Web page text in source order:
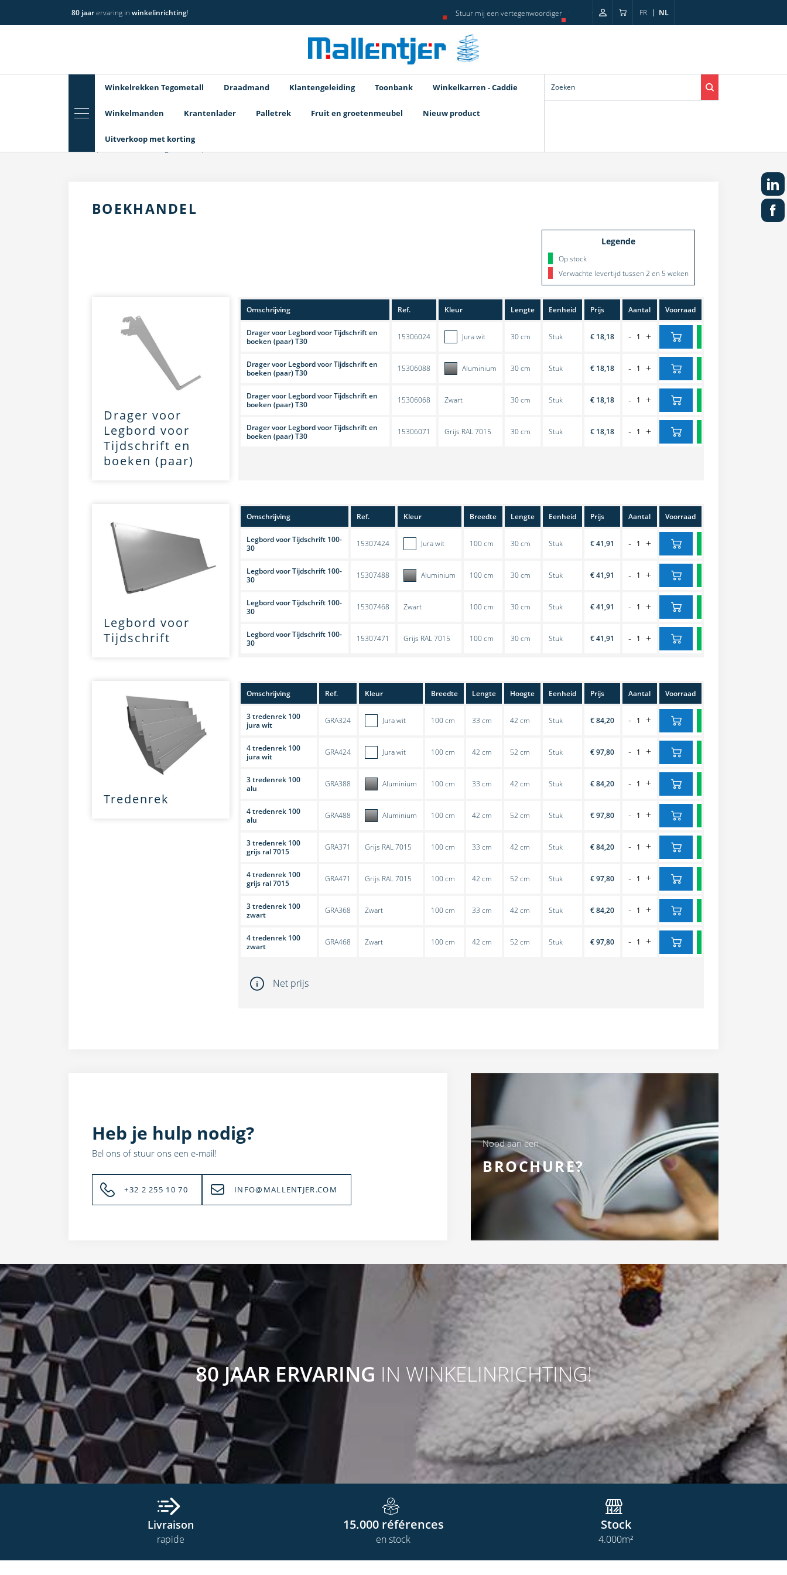
80 jaarervaring in winkelinrichting! Stuur mij een vertegenwoordiger FR NL
Winkelrekken Tegometall Draadmand Klantengeleiding Toonbank Winkelkarren - Caddie
Winkelmanden Krantenlader Palletrek Fruit en groetenmeubel Nieuw product
Uitverkoop met korting
BOEKHANDEL
Legende
Op stock
Verwachte levertijd tussen 2 en 5 weken
Drager voor
Legbord voor
Tijdschrift en
boeken (paar)
Omschrijving Ref. Kleur Lengte Eenheid Prijs Aantal Voorraad
Drager voor Legbord voor Tijdschrift en
boeken (paar) T30
15306024 Jura wit 30 cm Stuk € 18,18 - +
Drager voor Legbord voor Tijdschrift en
boeken (paar) T30
15306088 Aluminium 30 cm Stuk € 18,18 - +
Drager voor Legbord voor Tijdschrift en
boeken (paar) T30
15306068 Zwart 30 cm Stuk € 18,18 - +
Drager voor Legbord voor Tijdschrift en
boeken (paar) T30
15306071 Grijs RAL 7015 30 cm Stuk € 18,18 - +
Legbord voor
Tijdschrift
Omschrijving Ref. Kleur Breedte Lengte Eenheid Prijs Aantal Voorraad
Legbord voor Tijdschrift 100-
30
15307424 Jura wit 100 cm 30 cm Stuk € 41,91 - +
Legbord voor Tijdschrift 100-
30
15307488 Aluminium 100 cm 30 cm Stuk € 41,91 - +
Legbord voor Tijdschrift 100-
30
15307468 Zwart 100 cm 30 cm Stuk € 41,91 - +
Legbord voor Tijdschrift 100-
30
15307471 Grijs RAL 7015 100 cm 30 cm Stuk € 41,91 - +
Tredenrek
Omschrijving Ref. Kleur Breedte Lengte Hoogte Eenheid Prijs Aantal Voorraad
3 tredenrek 100
jura wit
GRA324 Jura wit 100 cm 33 cm 42 cm Stuk € 84,20 - +
4 tredenrek 100
jura wit
GRA424 Jura wit 100 cm 42 cm 52 cm Stuk € 97,80 - +
3 tredenrek 100
alu
GRA388 Aluminium 100 cm 33 cm 42 cm Stuk € 84,20 - +
4 tredenrek 100
alu
GRA488 Aluminium 100 cm 42 cm 52 cm Stuk € 97,80 - +
3 tredenrek 100
grijs ral 7015
GRA371 Grijs RAL 7015 100 cm 33 cm 42 cm Stuk € 84,20 - +
4 tredenrek 100
grijs ral 7015
GRA471 Grijs RAL 7015 100 cm 42 cm 52 cm Stuk € 97,80 - +
3 tredenrek 100
zwart
GRA368 Zwart 100 cm 33 cm 42 cm Stuk € 84,20 - +
4 tredenrek 100
zwart
GRA468 Zwart 100 cm 42 cm 52 cm Stuk € 97,80 - +
Net prijs
Heb je hulp nodig?
Bel ons of stuur ons een e-mail!
+32 2 255 10 70 INFO@MALLENTJER.COM
Nood aan een
BROCHURE?
80 JAAR ERVARING IN WINKELINRICHTING!
Livraison
rapide
15.000références
en stock
Stock
4.000m²